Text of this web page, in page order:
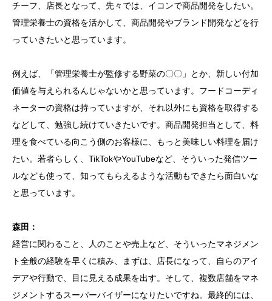
チーフ、店長となって、先々では、イコンで商品開発をしたい。
管理栄養士の資格を活かして、商品開発やブランド開発などを行
っていきたいと思っています。
例えば、「管理栄養士が監修する野菜の〇〇」とか、新しい付加
価値を与えられるんじゃないかと思っています。フードコーディ
ネーターの資格は持っていますが、それ以外にも資格を取得する
などして、勉強し続けていきたいです。商品開発担当として、料
理を食べている向こう側のお客様に、もっと美味しい料理を届け
たい。若者らしく、TikTokやYouTubeなど、そういった発信ツー
ルなども使って、知ってもらえるような活動もできたら面白いな
と思っています。
森田：
経営に関わること、人のことや売上など、そういったマネジメン
ト全般の経験を早くに積み、まずは、店長になって、自らのアイ
デアや行動で、目に見える成果を出す。そして、複数店舗をマネ
ジメントするスーパーバイザーになりたいですね。最終的には、